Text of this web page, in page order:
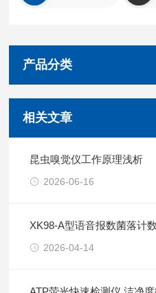
产品分类
相关文章
昆虫嗅觉仪工作原理浅析
2026-06-16
XK98-A型语音报数菌落计
2026-04-14